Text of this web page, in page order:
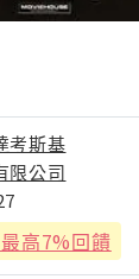
考斯基
限公司
高7%回饋